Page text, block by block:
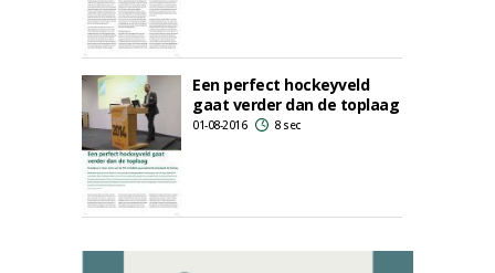
Een perfect hockeyveld
gaat verder dan de toplaag
01-08-2016 8 sec